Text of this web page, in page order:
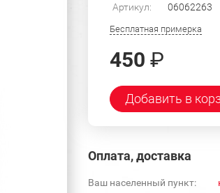
Артикул: 06062263
Бесплатная примерка
450 ₽
Добавить в
Оплата, доставка
Ваш населенный пункт: